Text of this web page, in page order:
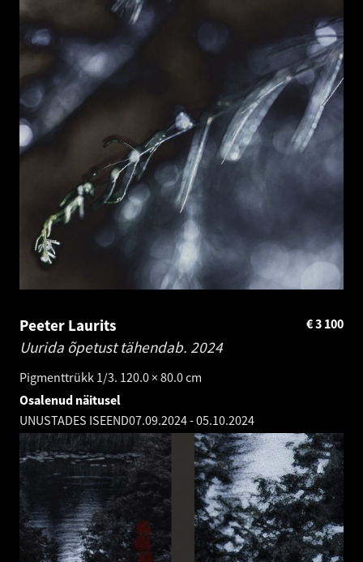
Peeter Laurits
Uurida õpetust tähendab. 2024
Pigmenttrükk 1/3. 120.0 × 80.0 cm
3 100
€
Osalenud näitusel
UNUSTADES ISEEND07.09.2024-05.10.2024